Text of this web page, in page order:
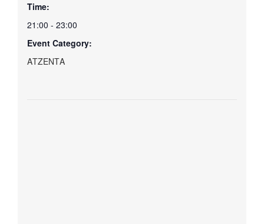
Time:
21:00 - 23:00
Event Category:
ΑΤΖΕΝΤΑ